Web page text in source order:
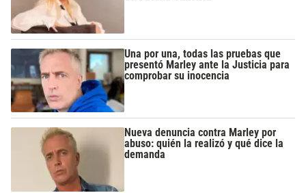
Una por una, todas las pruebas que
presentó Marley ante la Justicia para
comprobar su inocencia
Nueva denuncia contra Marley por
abuso: quién la realizó y qué dice la
demanda